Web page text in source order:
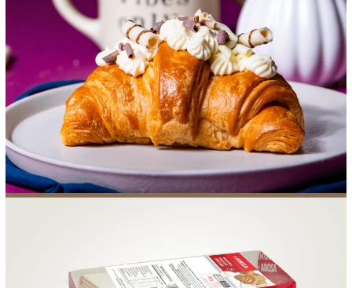
ONDE COMPRAR LOJAS AROSA
REPRESENTANTES
FOOD SERVICE EMPRESA AGENDA DE CURSOS
SAC ACESSO PARA PARCEIROS